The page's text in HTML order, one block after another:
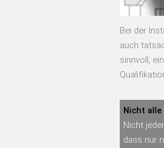
Bei der
auch
sinnvoll,
Nicht alle
Nicht
dass nur